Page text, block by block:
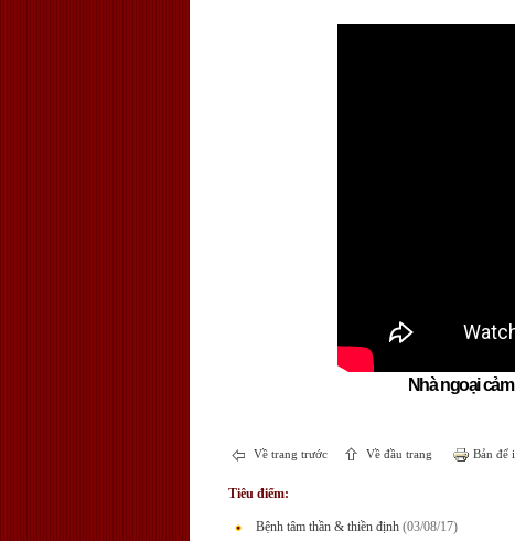
Nhà ngoại
Về trang trước Về đầu trang Bản để
Tiêu điểm:
Bệnh tâm thần & thiền định (03/08/17)